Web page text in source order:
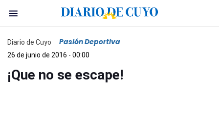
Diario de Cuyo Pasión Deportiva
26 de junio de 2016 - 00:00
¡Que no se escape!